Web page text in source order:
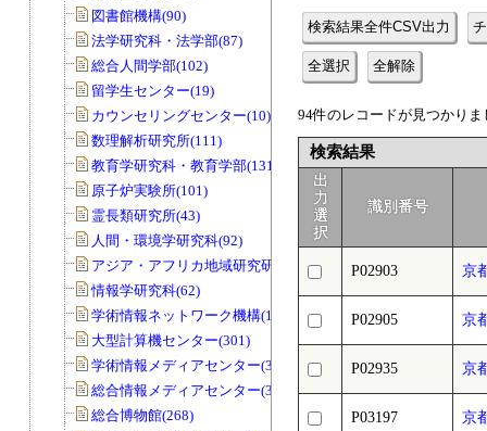
図書館機構(90)
法学研究科・法学部(87)
総合人間学部(102)
留学生センター(19)
カウンセリングセンター(10)
数理解析研究所(111)
教育学研究科・教育学部(131)
原子炉実験所(101)
霊長類研究所(43)
人間・環境学研究科(92)
アジア・アフリカ地域研究研究科(33)
情報学研究科(62)
学術情報ネットワーク機構(11)
大型計算機センター(301)
学術情報メディアセンター(39)
総合情報メディアセンター(33)
総合博物館(268)
検索結果全件CSV出力
全選択 全解除
94件のレコードが見つかり
検索結果
出
力
選
択
識別番号
P02903 京
P02905 京
P02935 京
P03197 京